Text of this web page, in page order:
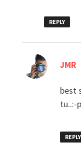
REPLY
JMR
best
tu..:-p
REPLY